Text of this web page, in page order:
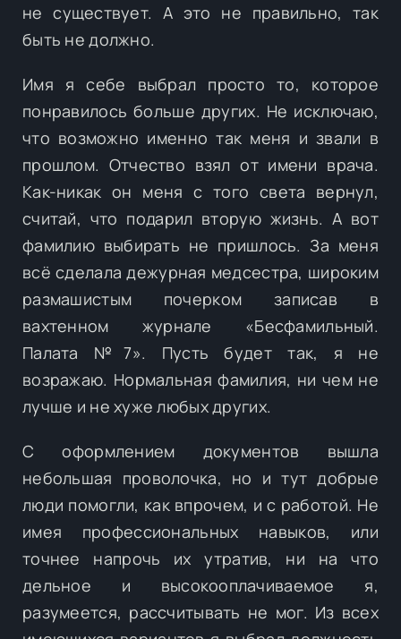
не существует. А это не правильно, так
быть не должно.
Имя я себе выбрал просто то, которое
понравилось больше других. Не исключаю,
что возможно именно так меня и звали в
прошлом. Отчество взял от имени врача.
Как-никак он меня с того света вернул,
считай, что подарил вторую жизнь. А вот
фамилию выбирать не пришлось. За меня
всё сделала дежурная медсестра, широким
размашистым почерком записав в
вахтенном журнале «Бесфамильный.
Палата №7». Пусть будет так, я не
возражаю. Нормальная фамилия, ни чем не
лучше и не хуже любых других.
С оформлением документов вышла
небольшая проволочка, но и тут добрые
люди помогли, как впрочем, и с работой. Не
имея профессиональных навыков, или
точнее напрочь их утратив, ни на что
дельное и высокооплачиваемое я,
разумеется, рассчитывать не мог. Из всех